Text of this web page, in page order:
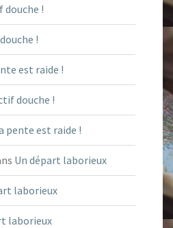
douche !
!
est raide !
douche !
pente est raide !
Un départ laborieux
laborieux
laborieux